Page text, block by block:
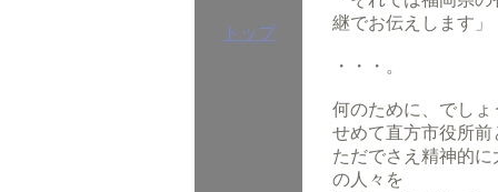
トップ
継でお伝えします」
・・・。
何のために、でしょ
せめて直方市役所前
ただでさえ精神的
の人々を